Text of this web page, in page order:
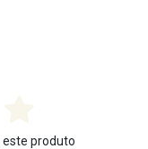
produto